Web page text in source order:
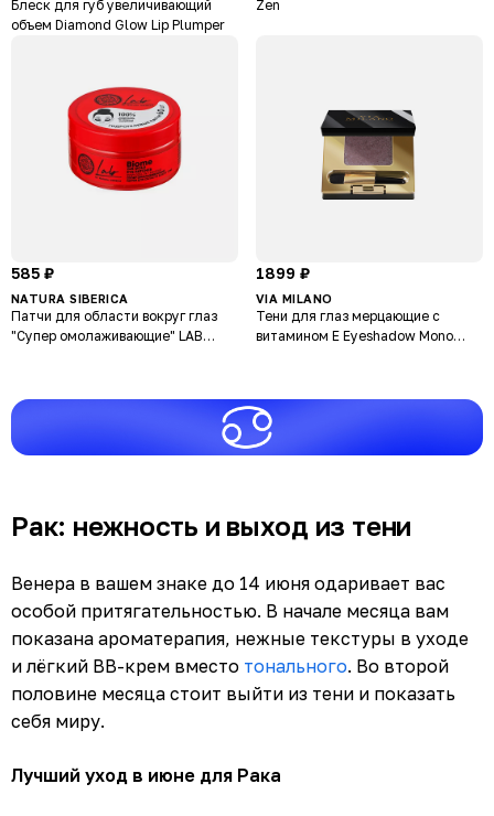
Блеск для губ увеличивающий
объем Diamond Glow Lip Plumper
Zen
585 ₽
NATURA SIBERICA
Патчи для области вокруг глаз
"Супер омолаживающие" LAB
1899 ₽
VIA MILANO
Тени для глаз мерцающие с
витамином Е Eyeshadow Mono
Рак: нежность и выход из тени
Венера в вашем знаке до 14 июня одаривает вас
особой притягательностью. В начале месяца вам
показана ароматерапия, нежные текстуры в уходе
и лёгкий ВВ-крем вместо тонального. Во второй
половине месяца стоит выйти из тени и показать
себя миру.
Лучший уход в июне для Рака